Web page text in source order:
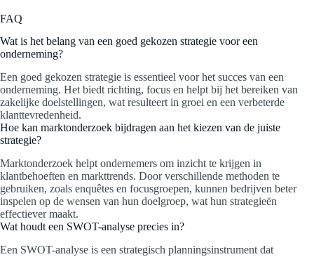
FAQ
Wat is het belang van een goed gekozen strategie voor een
onderneming?
Een goed gekozen strategie is essentieel voor het succes van een
onderneming. Het biedt richting, focus en helpt bij het bereiken van
zakelijke doelstellingen, wat resulteert in groei en een verbeterde
klanttevredenheid.
Hoe kan marktonderzoek bijdragen aan het kiezen van de juiste
strategie?
Marktonderzoek helpt ondernemers om inzicht te krijgen in
klantbehoeften en markttrends. Door verschillende methoden te
gebruiken, zoals enquêtes en focusgroepen, kunnen bedrijven beter
inspelen op de wensen van hun doelgroep, wat hun strategieën
effectiever maakt.
Wat houdt een SWOT-analyse precies in?
Een SWOT-analyse is een strategisch planningsinstrument dat